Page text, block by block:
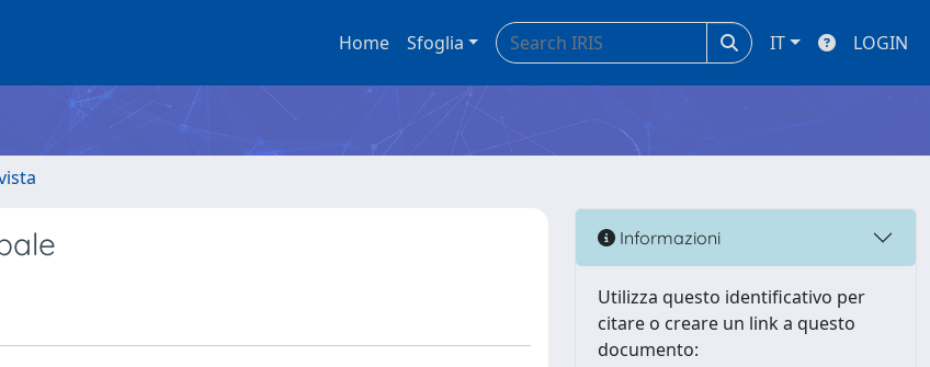
Home Sfoglia IT LOGIN
Informazioni
Utilizza questo identificativo per
citare o creare un link a questo
documento: